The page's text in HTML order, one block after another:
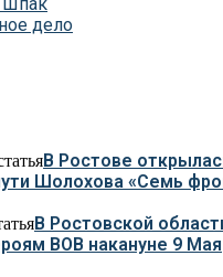
дело
В Ростове
Шолохова «Семь
В Ростовской
ВОВ накануне 9 Мая